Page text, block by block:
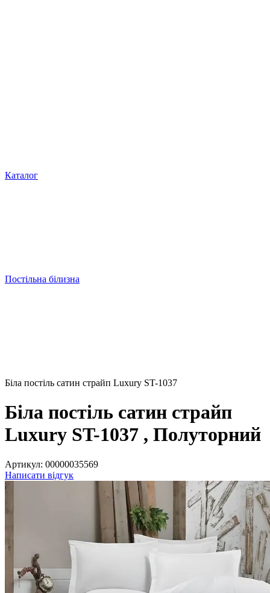
Каталог
Постільна білизна
Біла постіль сатин страйп Luxury ST-1037
Біла постіль сатин страйп
Luxury ST-1037 , Полуторний
Артикул: 00000035569
Написати відгук